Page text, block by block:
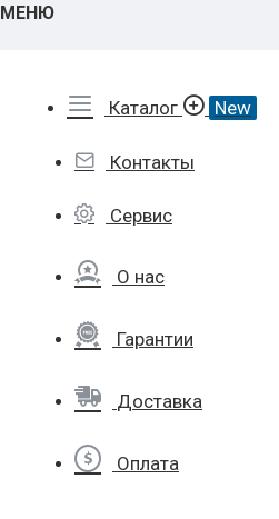
МЕНЮ
Каталог New
Контакты
Сервис
О нас
Гарантии
Доставка
Оплата